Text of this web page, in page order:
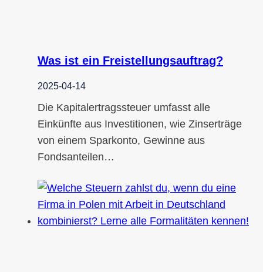
Was ist ein Freistellungsauftrag?
2025-04-14
Die Kapitalertragssteuer umfasst alle
Einkünfte aus Investitionen, wie Zinserträge
von einem Sparkonto, Gewinne aus
Fondsanteilen…